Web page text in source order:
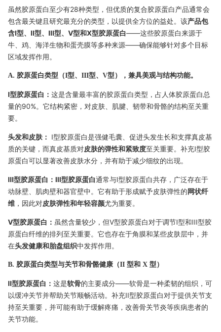
虽然胶原蛋白至少有28种类型，但优质的复合胶原蛋白产品通常会
包含最关键且研究最充分的类型，以提供全方位的益处。该产品包
含I型、II型、III型、V型和X型胶原蛋白——这些胶原蛋白来源于
牛、鸡、海洋生物和蛋壳膜等多种来源——确保能够针对多个目标
区域发挥作用。
A. 胶原蛋白类型（I型、III型、V型），兼具美观与结构功能。
I型胶原蛋白： 这是含量最丰富的胶原蛋白类型，占人体胶原蛋白总
量的90%。它结构紧密，对皮肤、肌腱、韧带和骨骼的结构至关重
要。
头发和皮肤： I型胶原蛋白是强健毛囊、促进头发生长和支撑真皮基
质的关键，而真皮基质对皮肤的弹性和紧致度至关重要。补充I型胶
原蛋白可以显著改善皮肤水分，并有助于减少细纹的出现。
III型胶原蛋白：III型胶原蛋白通常与I型胶原蛋白共存，广泛存在于
动脉壁、肌肉壁和器官壁中。它有助于形成赋予皮肤弹性的网状纤
维 ，因此对皮肤弹性和年轻容颜尤为重要。
V型胶原蛋白： 虽然含量较少，但V型胶原蛋白对于调节I型和III型胶
原蛋白纤维的排列至关重要。它也存在于角膜和某些皮肤层中，并
在头发健康和胎盘组织中发挥作用。
B. 胶原蛋白类型与关节和骨骼健康（II 型和 X 型）
II型胶原蛋白： 这是软骨的主要成分——软骨是一种柔韧的组织，可
以缓冲关节并帮助关节顺畅活动。补充II型胶原蛋白对于提供关节支
持至关重要，并可能有助于缓解疼痛，改善骨关节炎等疾病患者的
关节功能。